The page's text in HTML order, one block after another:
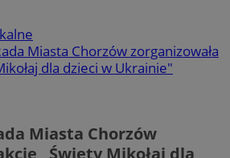
Miasta Chorzów zorganizowała
dla dzieci w Ukrainie"
Miasta Chorzów
„Święty Mikołaj dla